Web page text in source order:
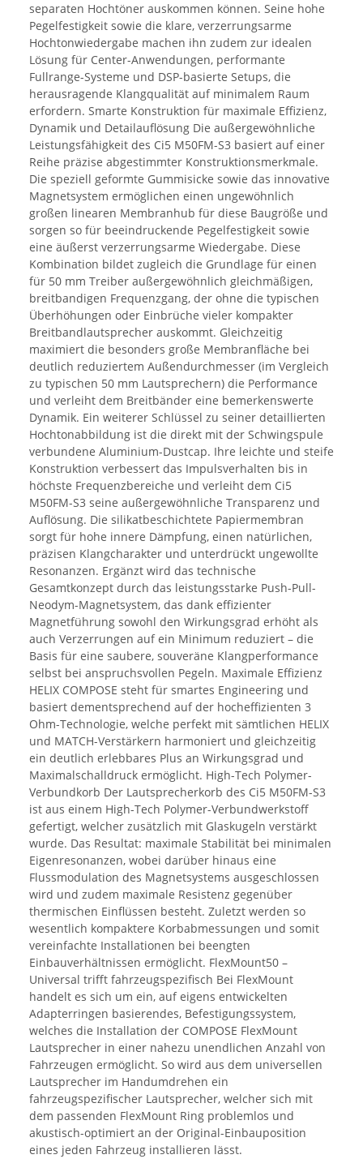
separaten Hochtöner auskommen können. Seine hohe
Pegelfestigkeit sowie die klare, verzerrungsarme
Hochtonwiedergabe machen ihn zudem zur idealen
Lösung für Center-Anwendungen, performante
Fullrange-Systeme und DSP-basierte Setups, die
herausragende Klangqualität auf minimalem Raum
erfordern. Smarte Konstruktion für maximale Effizienz,
Dynamik und Detailauflösung Die außergewöhnliche
Leistungsfähigkeit des Ci5 M50FM-S3 basiert auf einer
Reihe präzise abgestimmter Konstruktionsmerkmale.
Die speziell geformte Gummisicke sowie das innovative
Magnetsystem ermöglichen einen ungewöhnlich
großen linearen Membranhub für diese Baugröße und
sorgen so für beeindruckende Pegelfestigkeit sowie
eine äußerst verzerrungsarme Wiedergabe. Diese
Kombination bildet zugleich die Grundlage für einen
für 50 mm Treiber außergewöhnlich gleichmäßigen,
breitbandigen Frequenzgang, der ohne die typischen
Überhöhungen oder Einbrüche vieler kompakter
Breitbandlautsprecher auskommt. Gleichzeitig
maximiert die besonders große Membranfläche bei
deutlich reduziertem Außendurchmesser (im Vergleich
zu typischen 50 mm Lautsprechern) die Performance
und verleiht dem Breitbänder eine bemerkenswerte
Dynamik. Ein weiterer Schlüssel zu seiner detaillierten
Hochtonabbildung ist die direkt mit der Schwingspule
verbundene Aluminium-Dustcap. Ihre leichte und steife
Konstruktion verbessert das Impulsverhalten bis in
höchste Frequenzbereiche und verleiht dem Ci5
M50FM-S3 seine außergewöhnliche Transparenz und
Auflösung. Die silikatbeschichtete Papiermembran
sorgt für hohe innere Dämpfung, einen natürlichen,
präzisen Klangcharakter und unterdrückt ungewollte
Resonanzen. Ergänzt wird das technische
Gesamtkonzept durch das leistungsstarke Push-Pull-
Neodym-Magnetsystem, das dank effizienter
Magnetführung sowohl den Wirkungsgrad erhöht als
auch Verzerrungen auf ein Minimum reduziert – die
Basis für eine saubere, souveräne Klangperformance
selbst bei anspruchsvollen Pegeln. Maximale Effizienz
HELIX COMPOSE steht für smartes Engineering und
basiert dementsprechend auf der hocheffizienten 3
Ohm-Technologie, welche perfekt mit sämtlichen HELIX
und MATCH-Verstärkern harmoniert und gleichzeitig
ein deutlich erlebbares Plus an Wirkungsgrad und
Maximalschalldruck ermöglicht. High-Tech Polymer-
Verbundkorb Der Lautsprecherkorb des Ci5 M50FM-S3
ist aus einem High-Tech Polymer-Verbundwerkstoff
gefertigt, welcher zusätzlich mit Glaskugeln verstärkt
wurde. Das Resultat: maximale Stabilität bei minimalen
Eigenresonanzen, wobei darüber hinaus eine
Flussmodulation des Magnetsystems ausgeschlossen
wird und zudem maximale Resistenz gegenüber
thermischen Einflüssen besteht. Zuletzt werden so
wesentlich kompaktere Korbabmessungen und somit
vereinfachte Installationen bei beengten
Einbauverhältnissen ermöglicht. FlexMount50 –
Universal trifft fahrzeugspezifisch Bei FlexMount
handelt es sich um ein, auf eigens entwickelten
Adapterringen basierendes, Befestigungssystem,
welches die Installation der COMPOSE FlexMount
Lautsprecher in einer nahezu unendlichen Anzahl von
Fahrzeugen ermöglicht. So wird aus dem universellen
Lautsprecher im Handumdrehen ein
fahrzeugspezifischer Lautsprecher, welcher sich mit
dem passenden FlexMount Ring problemlos und
akustisch-optimiert an der Original-Einbauposition
eines jeden Fahrzeug installieren lässt.